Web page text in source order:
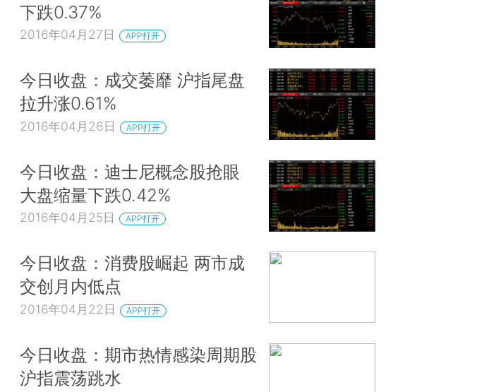
下跌0.37%
2016年04月27日 APP打开
今日收盘：成交萎靡 沪指尾盘
拉升涨0.61%
2016年04月26日 APP打开
今日收盘：迪士尼概念股抢眼
大盘缩量下跌0.42%
2016年04月25日 APP打开
今日收盘：消费股崛起 两市成
交创月内低点
2016年04月22日 APP打开
今日收盘：期市热情感染周期股
沪指震荡跳水